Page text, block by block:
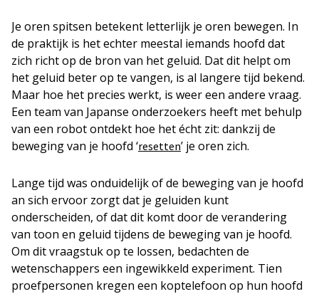
Je oren spitsen betekent letterlijk je oren bewegen. In
de praktijk is het echter meestal iemands hoofd dat
zich richt op de bron van het geluid. Dat dit helpt om
het geluid beter op te vangen, is al langere tijd bekend.
Maar hoe het precies werkt, is weer een andere vraag.
Een team van Japanse onderzoekers heeft met behulp
van een robot ontdekt hoe het écht zit: dankzij de
beweging van je hoofd ‘resetten’ je oren zich.
Lange tijd was onduidelijk of de beweging van je hoofd
an sich ervoor zorgt dat je geluiden kunt
onderscheiden, of dat dit komt door de verandering
van toon en geluid tijdens de beweging van je hoofd.
Om dit vraagstuk op te lossen, bedachten de
wetenschappers een ingewikkeld experiment. Tien
proefpersonen kregen een koptelefoon op hun hoofd